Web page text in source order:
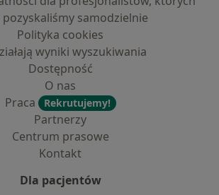
pozyskaliśmy samodzielnie
Polityka cookies
wyniki wyszukiwania
Dostępność
O nas
Praca
Rekrutujemy!
Partnerzy
Centrum prasowe
Kontakt
Dla pacjentów